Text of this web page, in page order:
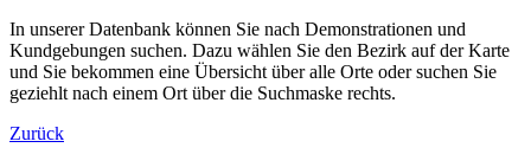
In unserer Datenbank können Sie nach Demonstrationen und
Kundgebungen suchen. Dazu wählen Sie den Bezirk auf der Karte
und Sie bekommen eine Übersicht über alle Orte oder suchen Sie
geziehlt nach einem Ort über die Suchmaske rechts.
Zurück